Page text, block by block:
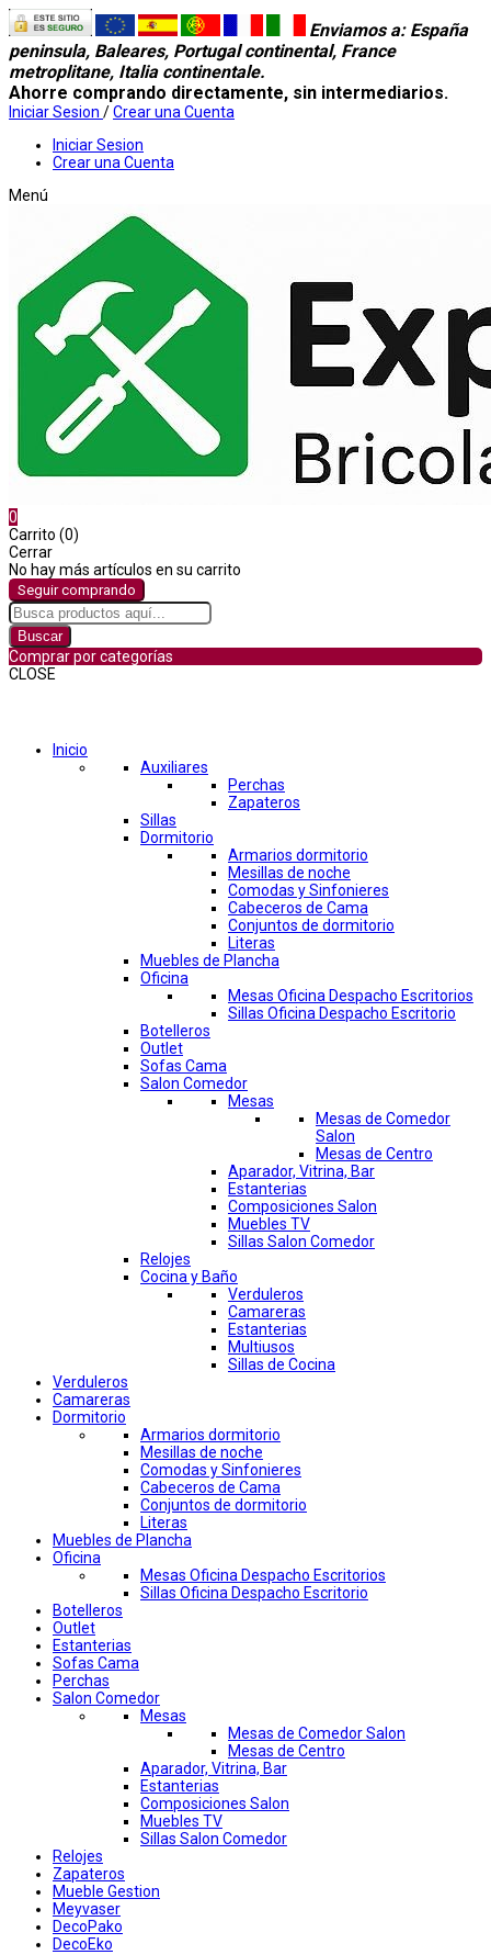
Enviamos a: España
peninsula, Baleares, Portugal continental, France
metroplitane, Italia continentale.
Ahorre comprando directamente, sin intermediarios.
Iniciar Sesion /Crear una Cuenta
Iniciar Sesion
Crear una Cuenta
Menú
0
Carrito (0)
Cerrar
No hay más artículos en su carrito
Seguir comprando
Buscar
Comprar por categorías
CLOSE
Inicio
Auxiliares
Perchas
Zapateros
Sillas
Dormitorio
Armarios dormitorio
Mesillas de noche
Comodas y Sinfonieres
Cabeceros de Cama
Conjuntos de dormitorio
Literas
Muebles de Plancha
Oficina
Mesas Oficina Despacho Escritorios
Sillas Oficina Despacho Escritorio
Botelleros
Outlet
Sofas Cama
Salon Comedor
Mesas
Mesas de Comedor
Salon
Mesas de Centro
Aparador, Vitrina, Bar
Estanterias
Composiciones Salon
Muebles TV
Sillas Salon Comedor
Relojes
Cocina y Baño
Verduleros
Camareras
Estanterias
Multiusos
Sillas de Cocina
Verduleros
Camareras
Dormitorio
Armarios dormitorio
Mesillas de noche
Comodas y Sinfonieres
Cabeceros de Cama
Conjuntos de dormitorio
Literas
Muebles de Plancha
Oficina
Mesas Oficina Despacho Escritorios
Sillas Oficina Despacho Escritorio
Botelleros
Outlet
Estanterias
Sofas Cama
Perchas
Salon Comedor
Mesas
Mesas de Comedor Salon
Mesas de Centro
Aparador, Vitrina, Bar
Estanterias
Composiciones Salon
Muebles TV
Sillas Salon Comedor
Relojes
Zapateros
Mueble Gestion
Meyvaser
DecoPako
DecoEko